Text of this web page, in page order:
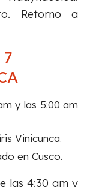
Retorno a
y las 5:00 am
Vinicunca.
en Cusco.
las 4:30 am y